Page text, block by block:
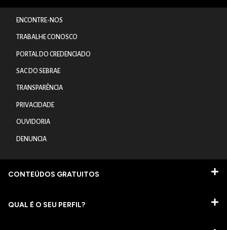
ENCONTRE-NOS
TRABALHE CONOSCO
PORTAL DO CREDENCIADO
SAC DO SEBRAE
TRANSPARÊNCIA
PRIVACIDADE
OUVIDORIA
DENUNCIA
CONTEÚDOS GRATUITOS
QUAL É O SEU PERFIL?